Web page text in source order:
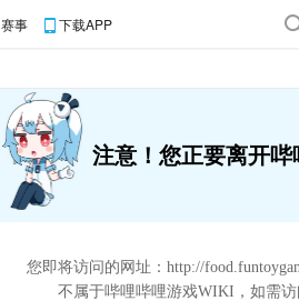
赛事 下载APP
注意！您正要离开
您即将访问的网址： http://
不属于哔哩哔哩游戏WIKI，如需